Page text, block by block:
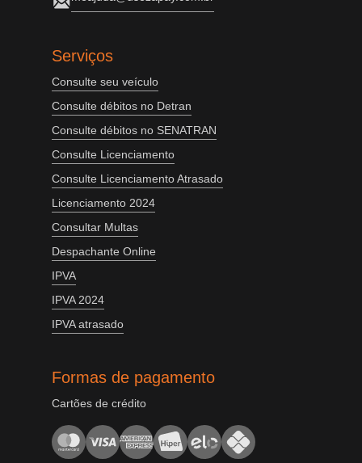
Serviços
Consulte seu veículo
Consulte débitos no Detran
Consulte débitos no SENATRAN
Consulte Licenciamento
Consulte Licenciamento Atrasado
Licenciamento 2024
Consultar Multas
Despachante Online
IPVA
IPVA 2024
IPVA atrasado
Formas de pagamento
Cartões de crédito